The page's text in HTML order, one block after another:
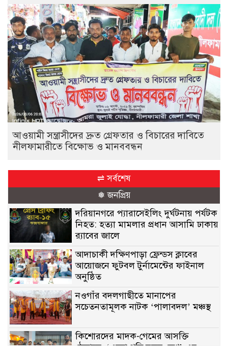
আওয়ামী সন্ত্রাসীদের দ্রুত গ্রেফতার ও বিচারের দাবিতে
নীলফামারীতে বিক্ষোভ ও মানববন্ধন
⇌ সর্বশেষ
❅ জনপ্রিয়
দরিয়ানগরে প্যারাসেইলিং দুর্ঘটনায় পর্যটক
নিহত: হত্যা মামলার প্রধান আসামি ঢাকায়
র‌্যাবের জালে
আদাচাকী দক্ষিণপাড়া ফ্রেন্ডস ক্লাবের
আয়োজনে ফুটবল টুর্নামেন্টের ফাইনাল
অনুষ্ঠিত
নওগাঁর বদলগাছীতে মানাপের
সচেতনতামূলক নাটক ‘পালাবদল’ মঞ্চস্থ
কিশোরদের মাদক-গেমের আসক্তি
ঠেকাতে, ‘এসো গড়ি নতুন দেশ’-এর